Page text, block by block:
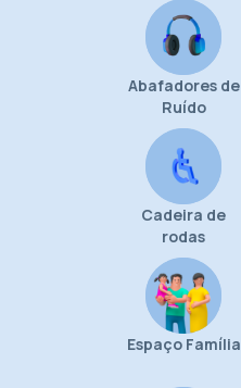
Abafadores de
Ruído
Cadeira de
rodas
Espaço Família